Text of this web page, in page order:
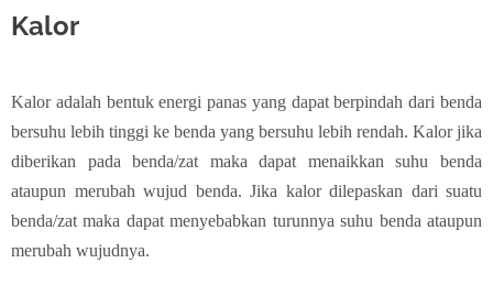
Kalor
Kalor adalah bentuk energi panas yang dapat berpindah dari benda
bersuhu lebih tinggi ke benda yang bersuhu lebih rendah. Kalor jika
diberikan pada benda/zat maka dapat menaikkan suhu benda
ataupun merubah wujud benda. Jika kalor dilepaskan dari suatu
benda/zat maka dapat menyebabkan turunnya suhu benda ataupun
merubah wujudnya.